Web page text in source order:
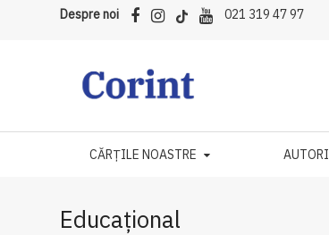
Despre noi 021 319 47 97
CĂRȚILE NOASTRE AUTORI
Educațional